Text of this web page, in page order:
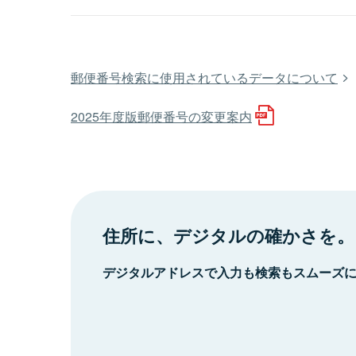
郵便番号検索に使用されているデータについて
2025年度版郵便番号の変更案内
住所に、デジタルの確かさを。
デジタルアドレスで入力も検索もスムーズ